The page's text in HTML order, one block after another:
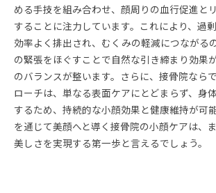
める手技を組み合わせ、顔周りの血行促進と
することに注力しています。これにより、過
効率よく排出され、むくみの軽減につながる
の緊張をほぐすことで自然な引き締まり効果
のバランスが整います。さらに、接骨院なら
ローチは、単なる表面ケアにとどまらず、身
するため、持続的な小顔効果と健康維持が可
を通じて美顔へと導く接骨院の小顔ケアは、
美しさを実現する第一歩と言えるでしょう。